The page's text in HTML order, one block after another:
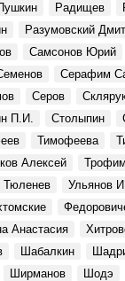
Радищев
Разумовский
Самсонов Юрий
Серафим
Серов
П.И. Столыпин
Тимофеева
Алексей
Тюленев Ульянов
Анастасия
Шабалкин
Ширманов Шодэ